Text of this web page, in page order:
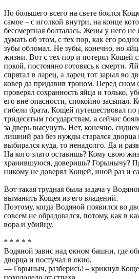
Но большего всего на свете боялся
самое – с иголкой внутри, на конце
бессмертная болталась. Жены у него не
думать об этом, с тех пор, как его
зубы обломал. Не зубы, конечно, но
жизни. Вот с тех пор и потерял Кощей
покой, постоянно готовясь к смерти.
спрятал в ларец, а ларец тот зарыл во
ковер да придавив троном. Перед сном
проверял сохранность яйца и только,
его вне опасности, спокойно засыпал.
гибели брата, Кощей путешествовал
тридесятым государствам, а сейчас
за дверь высунуть. Нет, конечно,
лишний раз без нужды старался дворца
выбирался куда, то ненадолго. Да и
На кого злато оставишь? Кому свою
хранившуюся, доверишь? Горынычу?
никому не доверял Кощей, иной раз и
Вот такая трудная была задача у
выманить Кощея из его владений.
Поэтому, когда Водяной появился во
совсем не обрадовался, потому, как в
вора и убийцу.
* * * * *
Водяной завис над окном башни, где
дворца и постучал в окно.
— Горыныч, разберись! – крикнул
похолодело от страха.